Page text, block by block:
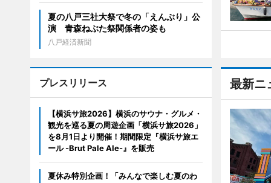
最新ニ
夏の八戸三社大祭で冬の「えんぶり」公
演 青森ねぶた祭関係者の姿も
八戸経済新聞
プレスリリース
【横浜サ旅2026】横浜のサウナ・グルメ・
観光を巡る夏の周遊企画「横浜サ旅2026」
を8月1日より開催！期間限定『横浜サ旅エ
ール -Brut Pale Ale-』を販売
夏休み特別企画！「みんなで楽しむ夏のわ